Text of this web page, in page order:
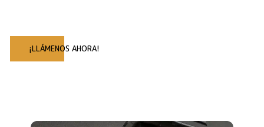
¡LLÁMENOS AHORA!